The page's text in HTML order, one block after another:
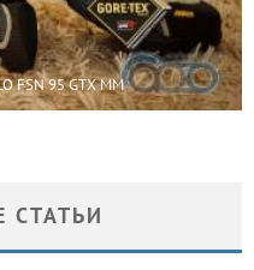
FSN 95 GTX MM
СТАТЬИ